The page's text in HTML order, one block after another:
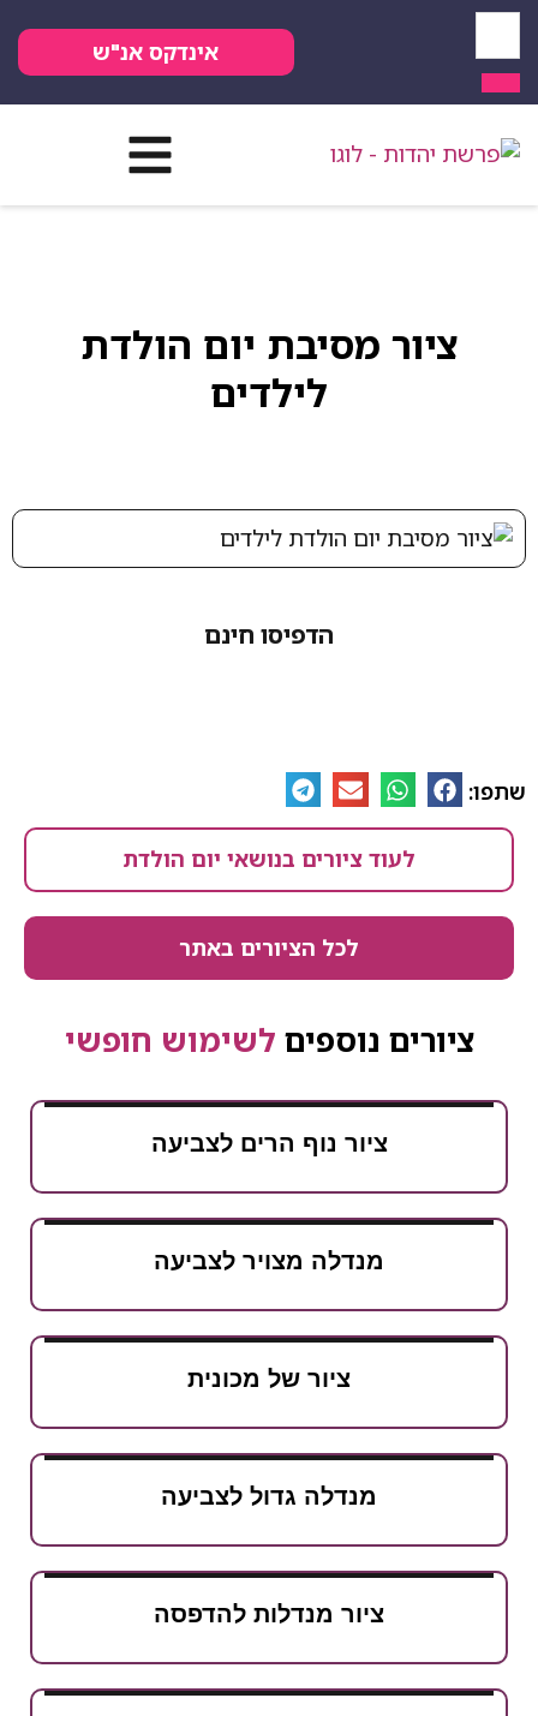
אינדקס אנ"ש
מסיבת יום הולדת
לילדים
הדפיסו חינם
לעוד ציורים בנושאי יום הולדת
לכל הציורים באתר
נוספים לשימוש חופשי
ציור נוף הרים לצביעה
מנדלה מצויר לצביעה
ציור של מכונית
מנדלה גדול לצביעה
ציור מנדלות להדפסה